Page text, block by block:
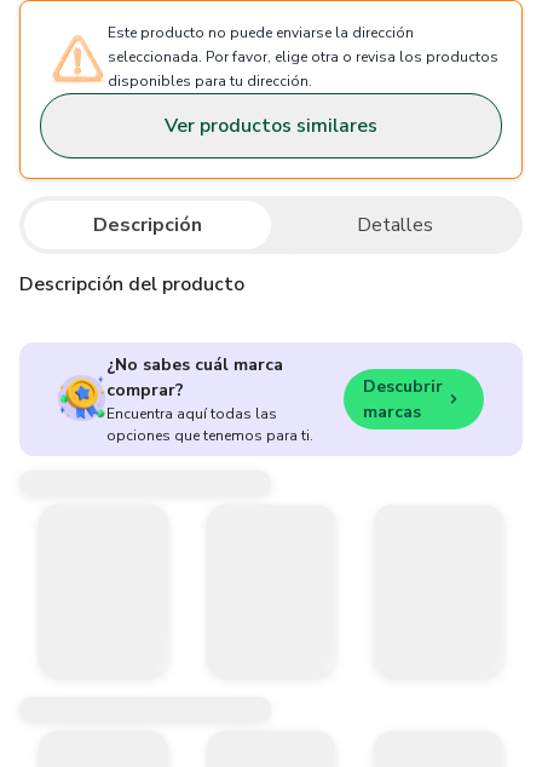
Este producto no puede enviarse la dirección
seleccionada. Por favor, elige otra o revisa los productos
disponibles para tu dirección.
Ver productos similares
Descripción Detalles
Descripción del producto
¿No sabes cuál marca
comprar?
Encuentra aquí todas las
opciones que tenemos para ti.
Descubrir
marcas